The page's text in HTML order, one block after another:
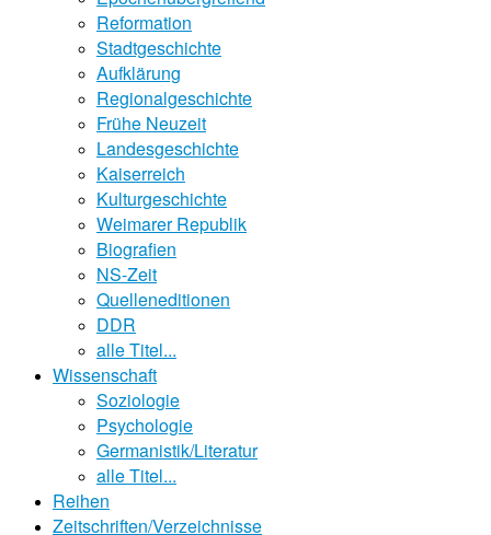
Reformation
Stadtgeschichte
Aufklärung
Regionalgeschichte
Frühe Neuzeit
Landesgeschichte
Kaiserreich
Kulturgeschichte
Weimarer Republik
Biografien
NS-Zeit
Quelleneditionen
DDR
alle Titel...
Wissenschaft
Soziologie
Psychologie
Germanistik/Literatur
alle Titel...
Reihen
Zeitschriften/Verzeichnisse